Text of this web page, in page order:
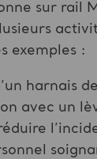
sur rail
exemples :
harnais
avec un